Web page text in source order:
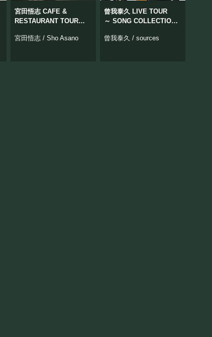
宮田悟志 CAFE &
RESTAURANT TOUR
〜Reborn〜
宮田悟志 / Sho Asano
曾我泰久 LIVE TOUR
～ SONG COLLECTION
曾我泰久 / sources